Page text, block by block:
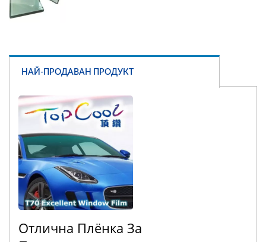
НАЙ-ПРОДАВАН ПРОДУКТ
Отлична Плёнка За